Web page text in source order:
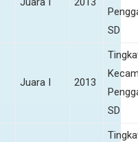
SD
Juara I 2013
SD